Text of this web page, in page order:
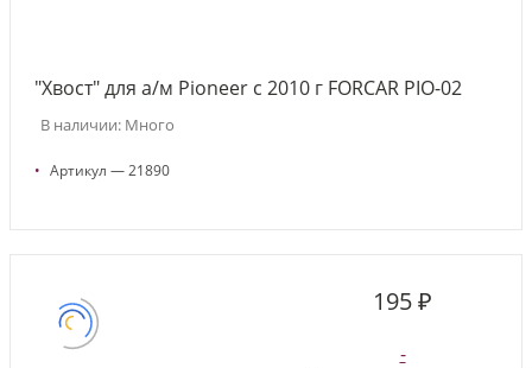
"Хвост" для а/м Pioneer с 2010 г FORCAR PIO-02
В наличии: Много
• Артикул — 21890
195 ₽
-